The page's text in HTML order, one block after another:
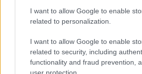
I want to allow Google to enable
related to personalization.
I want to allow Google to enable
related to security, including
functionality and fraud prevention,
user protection.
ΠΡΟΣΘΕΣΤΕ ΤΟ ΣΧΟΛΙΟ ΣΑΣ